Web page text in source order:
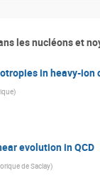
les nucléons et
in heavy-ion
)
evolution in QCD
de Saclay)